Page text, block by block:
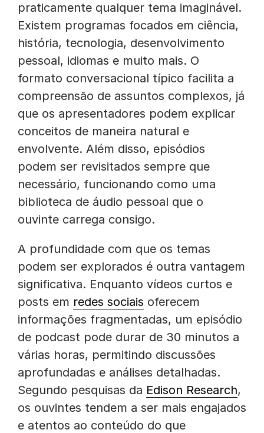
praticamente qualquer tema imaginável.
Existem programas focados em ciência,
história, tecnologia, desenvolvimento
pessoal, idiomas e muito mais. O
formato conversacional típico facilita a
compreensão de assuntos complexos, já
que os apresentadores podem explicar
conceitos de maneira natural e
envolvente. Além disso, episódios
podem ser revisitados sempre que
necessário, funcionando como uma
biblioteca de áudio pessoal que o
ouvinte carrega consigo.
A profundidade com que os temas
podem ser explorados é outra vantagem
significativa. Enquanto vídeos curtos e
posts em redes sociais oferecem
informações fragmentadas, um episódio
de podcast pode durar de 30 minutos a
várias horas, permitindo discussões
aprofundadas e análises detalhadas.
Segundo pesquisas da Edison Research,
os ouvintes tendem a ser mais engajados
e atentos ao conteúdo do que